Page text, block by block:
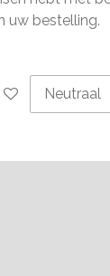
uw bestelling.